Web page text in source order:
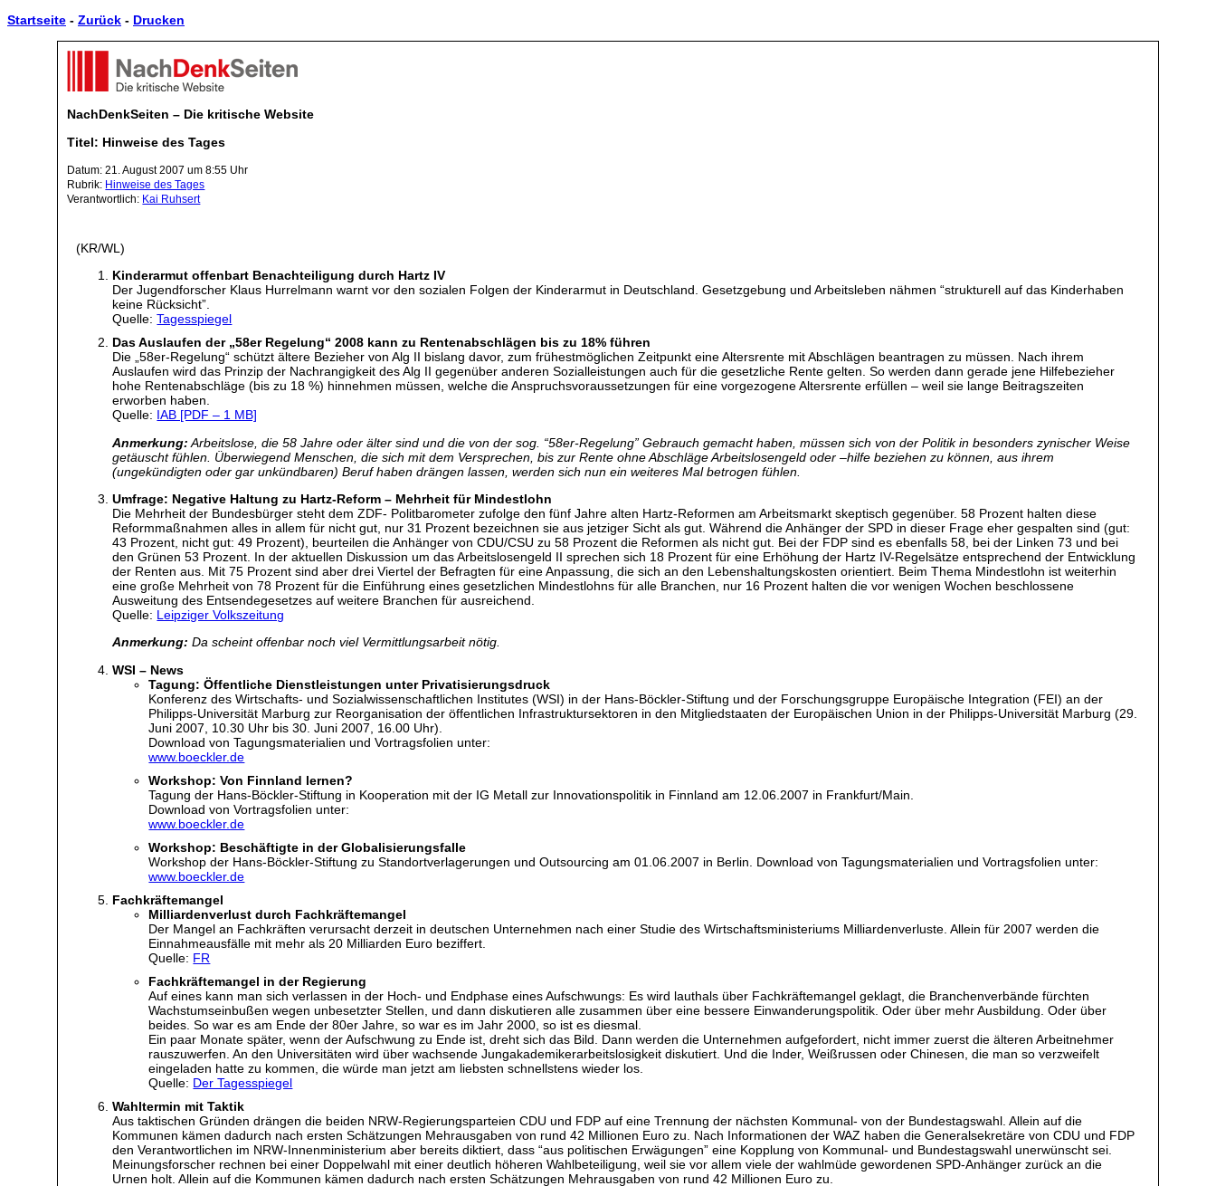
Startseite - Zurück - Drucken
NachDenkSeiten – Die kritische Website
Titel: Hinweise des Tages
Datum: 21. August 2007 um 8:55 Uhr
Rubrik: Hinweise des Tages
Verantwortlich: Kai Ruhsert
(KR/WL)
Kinderarmut offenbart Benachteiligung durch Hartz IV
Der Jugendforscher Klaus Hurrelmann warnt vor den sozialen Folgen der Kinderarmut in Deutschland. Gesetzgebung und Arbeitsleben nähmen “strukturell auf das Kinderhaben
keine Rücksicht”.
Quelle:Tagesspiegel
Das Auslaufen der „58er Regelung“ 2008 kann zu Rentenabschlägen bis zu 18% führen
Die „58er-Regelung“ schützt ältere Bezieher von Alg II bislang davor, zum frühestmöglichen Zeitpunkt eine Altersrente mit Abschlägen beantragen zu müssen. Nach ihrem
Auslaufen wird das Prinzip der Nachrangigkeit des Alg II gegenüber anderen Sozialleistungen auch für die gesetzliche Rente gelten. So werden dann gerade jene Hilfebezieher
hohe Rentenabschläge (bis zu 18 %) hinnehmen müssen, welche die Anspruchsvoraussetzungen für eine vorgezogene Altersrente erfüllen – weil sie lange Beitragszeiten
erworben haben.
Quelle: IAB [PDF – 1 MB]
Anmerkung: Arbeitslose, die 58 Jahre oder älter sind und die von der sog. “58er-Regelung” Gebrauch gemacht haben, müssen sich von der Politik in besonders zynischer Weise
getäuscht fühlen. Überwiegend Menschen, die sich mit dem Versprechen, bis zur Rente ohne Abschläge Arbeitslosengeld oder –hilfe beziehen zu können, aus ihrem
(ungekündigten oder gar unkündbaren) Beruf haben drängen lassen, werden sich nun ein weiteres Mal betrogen fühlen.
Umfrage: Negative Haltung zu Hartz-Reform – Mehrheit für Mindestlohn
Die Mehrheit der Bundesbürger steht dem ZDF- Politbarometer zufolge den fünf Jahre alten Hartz-Reformen am Arbeitsmarkt skeptisch gegenüber. 58 Prozent halten diese
Reformmaßnahmen alles in allem für nicht gut, nur 31 Prozent bezeichnen sie aus jetziger Sicht als gut. Während die Anhänger der SPD in dieser Frage eher gespalten sind (gut:
43 Prozent, nicht gut: 49 Prozent), beurteilen die Anhänger von CDU/CSU zu 58 Prozent die Reformen als nicht gut. Bei der FDP sind es ebenfalls 58, bei der Linken 73 und bei
den Grünen 53 Prozent. In der aktuellen Diskussion um das Arbeitslosengeld II sprechen sich 18 Prozent für eine Erhöhung der Hartz IV-Regelsätze entsprechend der Entwicklung
der Renten aus. Mit 75 Prozent sind aber drei Viertel der Befragten für eine Anpassung, die sich an den Lebenshaltungskosten orientiert. Beim Thema Mindestlohn ist weiterhin
eine große Mehrheit von 78 Prozent für die Einführung eines gesetzlichen Mindestlohns für alle Branchen, nur 16 Prozent halten die vor wenigen Wochen beschlossene
Ausweitung des Entsendegesetzes auf weitere Branchen für ausreichend.
Quelle: Leipziger Volkszeitung
Anmerkung: Da scheint offenbar noch viel Vermittlungsarbeit nötig.
WSI – News
Tagung: Öffentliche Dienstleistungen unter Privatisierungsdruck
Konferenz des Wirtschafts- und Sozialwissenschaftlichen Institutes (WSI) in der Hans-Böckler-Stiftung und der Forschungsgruppe Europäische Integration (FEI) an der
Philipps-Universität Marburg zur Reorganisation der öffentlichen Infrastruktursektoren in den Mitgliedstaaten der Europäischen Union in der Philipps-Universität Marburg (29.
Juni 2007, 10.30 Uhr bis 30. Juni 2007, 16.00 Uhr).
Download von Tagungsmaterialien und Vortragsfolien unter:
www.boeckler.de
Workshop: Von Finnland lernen?
Tagung der Hans-Böckler-Stiftung in Kooperation mit der IG Metall zur Innovationspolitik in Finnland am 12.06.2007 in Frankfurt/Main.
Download von Vortragsfolien unter:
www.boeckler.de
Workshop: Beschäftigte in der Globalisierungsfalle
Workshop der Hans-Böckler-Stiftung zu Standortverlagerungen und Outsourcing am 01.06.2007 in Berlin. Download von Tagungsmaterialien und Vortragsfolien unter:
www.boeckler.de
Fachkräftemangel
Milliardenverlust durch Fachkräftemangel
Der Mangel an Fachkräften verursacht derzeit in deutschen Unternehmen nach einer Studie des Wirtschaftsministeriums Milliardenverluste. Allein für 2007 werden die
Einnahmeausfälle mit mehr als 20 Milliarden Euro beziffert.
Quelle: FR
Fachkräftemangel in der Regierung
Auf eines kann man sich verlassen in der Hoch- und Endphase eines Aufschwungs: Es wird lauthals über Fachkräftemangel geklagt, die Branchenverbände fürchten
Wachstumseinbußen wegen unbesetzter Stellen, und dann diskutieren alle zusammen über eine bessere Einwanderungspolitik. Oder über mehr Ausbildung. Oder über
beides. So war es am Ende der 80er Jahre, so war es im Jahr 2000, so ist es diesmal.
Ein paar Monate später, wenn der Aufschwung zu Ende ist, dreht sich das Bild. Dann werden die Unternehmen aufgefordert, nicht immer zuerst die älteren Arbeitnehmer
rauszuwerfen. An den Universitäten wird über wachsende Jungakademikerarbeitslosigkeit diskutiert. Und die Inder, Weißrussen oder Chinesen, die man so verzweifelt
eingeladen hatte zu kommen, die würde man jetzt am liebsten schnellstens wieder los.
Quelle: Der Tagesspiegel
Wahltermin mit Taktik
Aus taktischen Gründen drängen die beiden NRW-Regierungsparteien CDU und FDP auf eine Trennung der nächsten Kommunal- von der Bundestagswahl. Allein auf die
Kommunen kämen dadurch nach ersten Schätzungen Mehrausgaben von rund 42 Millionen Euro zu. Nach Informationen der WAZ haben die Generalsekretäre von CDU und FDP
den Verantwortlichen im NRW-Innenministerium aber bereits diktiert, dass “aus politischen Erwägungen” eine Kopplung von Kommunal- und Bundestagswahl unerwünscht sei.
Meinungsforscher rechnen bei einer Doppelwahl mit einer deutlich höheren Wahlbeteiligung, weil sie vor allem viele der wahlmüde gewordenen SPD-Anhänger zurück an die
Urnen holt. Allein auf die Kommunen kämen dadurch nach ersten Schätzungen Mehrausgaben von rund 42 Millionen Euro zu.